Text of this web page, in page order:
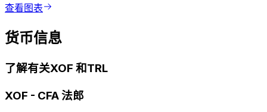
查看图表
货币信息
了解有关XOF 和TRL
XOF - CFA 法郎